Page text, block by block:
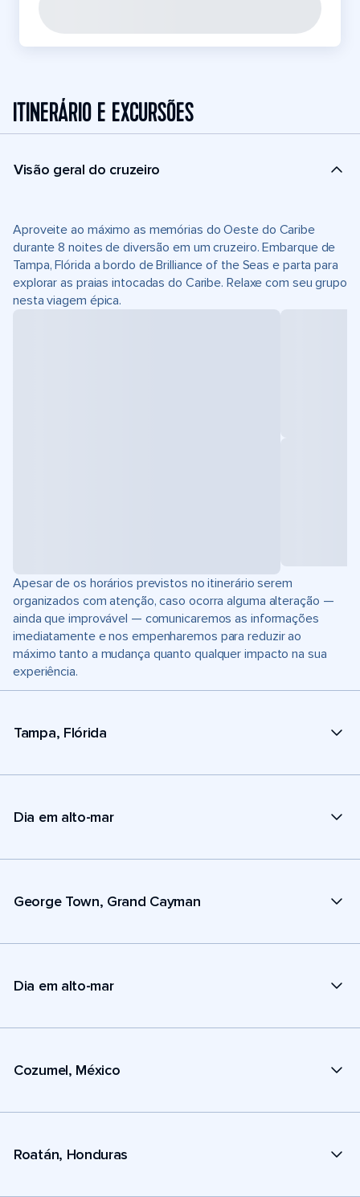
ITINERÁRIO E EXCURSÕES
Visão geral do cruzeiro
Aproveite ao máximo as memórias do Oeste do Caribe
durante 8 noites de diversão em um cruzeiro. Embarque de
Tampa, Flórida a bordo de Brilliance of the Seas e parta para
explorar as praias intocadas do Caribe. Relaxe com seu grupo
nesta viagem épica.
Apesar de os horários previstos no itinerário serem
organizados com atenção, caso ocorra alguma alteração —
ainda que improvável — comunicaremos as informações
imediatamente e nos empenharemos para reduzir ao
máximo tanto a mudança quanto qualquer impacto na sua
experiência.
Tampa, Flórida
Dia em alto-mar
George Town, Grand Cayman
Dia em alto-mar
Cozumel, México
Roatán, Honduras